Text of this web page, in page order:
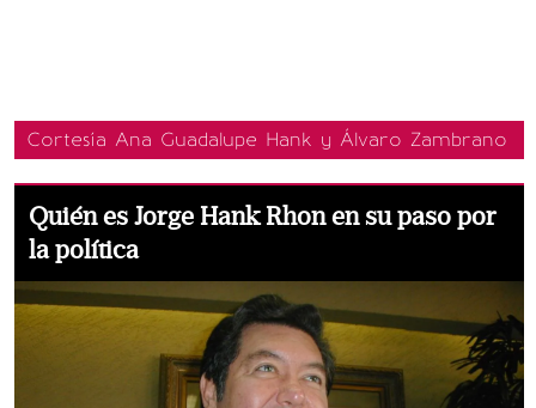
Cortesía Ana Guadalupe Hank y Álvaro Zambrano
Quién es Jorge Hank Rhon en su paso por
la política